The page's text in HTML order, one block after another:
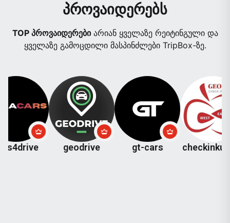
პროვაიდერებს
TOP პროვაიდერებიარიან ყველაზე რეიტინგული და
ყველაზე გამოცდილი მასპინძლები TripBox-ზე.
geodrive gt-cars checkinkutaisi